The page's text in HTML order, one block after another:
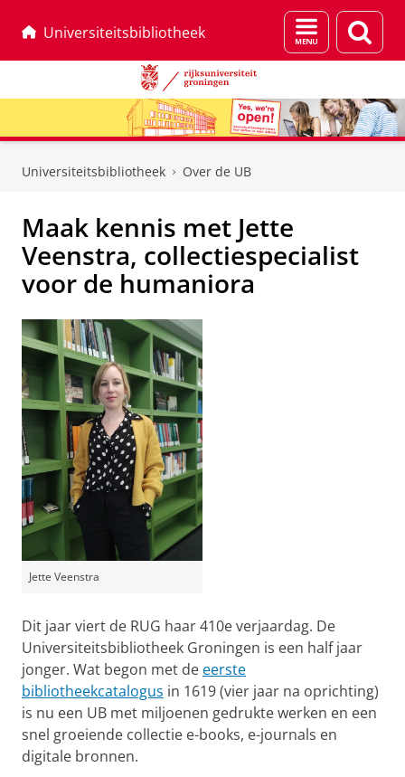
Universiteitsbibliotheek
Menu
en
Universiteitsbibliotheek Over de UB
Maak kennis met Jette
Veenstra, collectiespecialist
voor de humaniora
Jette Veenstra
Dit jaar viert de RUG haar 410e verjaardag. De
Universiteitsbibliotheek Groningen is een half jaar
jonger. Wat begon met de eerste
bibliotheekcatalogus in 1619 (vier jaar na oprichting)
is nu een UB met miljoenen gedrukte werken en een
snel groeiende collectie e-books, e-journals en
digitale bronnen.